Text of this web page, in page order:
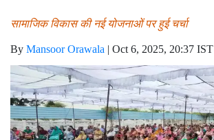
सामाजिक विकास की नई योजनाओं पर हुई चर्चा
By Mansoor Orawala | Oct 6, 2025, 20:37 IST